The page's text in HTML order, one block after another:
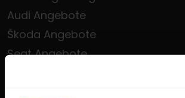
Audi Angebote
Škoda Angebote
Seat Angebote